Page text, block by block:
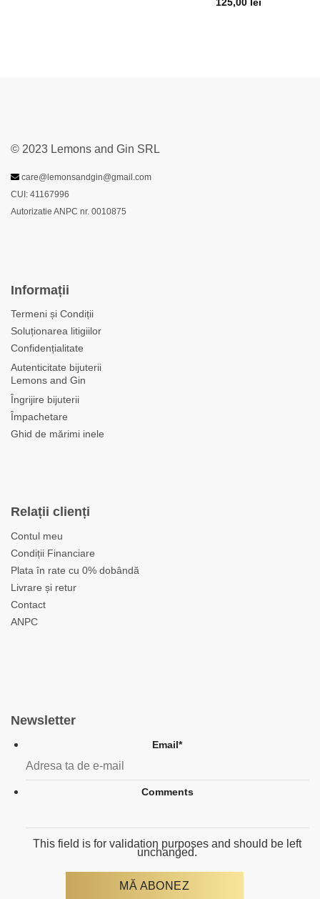
125,00 lei
© 2023 Lemons and Gin SRL
care@lemonsandgin@gmail.com
CUI: 41167996
Autorizatie ANPC nr. 0010875
Informații
Termeni și Condiții
Soluționarea litigiilor
Confidențialitate
Autenticitate bijuterii
Lemons and Gin
Îngrijire bijuterii
Împachetare
Ghid de mărimi inele
Relații clienți
Contul meu
Condiții Financiare
Plata în rate cu 0% dobândă
Livrare și retur
Contact
ANPC
Newsletter
Email*
Comments
This field is for validation purposes and should be left
unchanged.